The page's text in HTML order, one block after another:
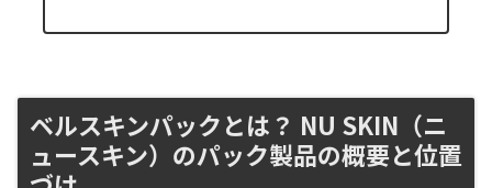
ベルスキンパックとは？ NU SKIN（ニ
ュースキン）のパック製品の概要と位置